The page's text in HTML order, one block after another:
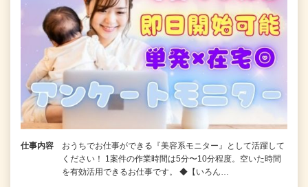
仕事内容
おうちでお仕事ができる『美容系モニター』として活躍して
ください！ 1案件の作業時間は5分〜10分程度。空いた時間
を有効活用できるお仕事です。 ◆【いろん…